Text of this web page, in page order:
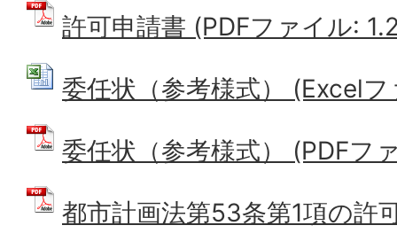
許可申請書 (PDFファイル:
委任状（参考様式） (Excel
委任状（参考様式） (PDFフ
都市計画法第53条第1項の許